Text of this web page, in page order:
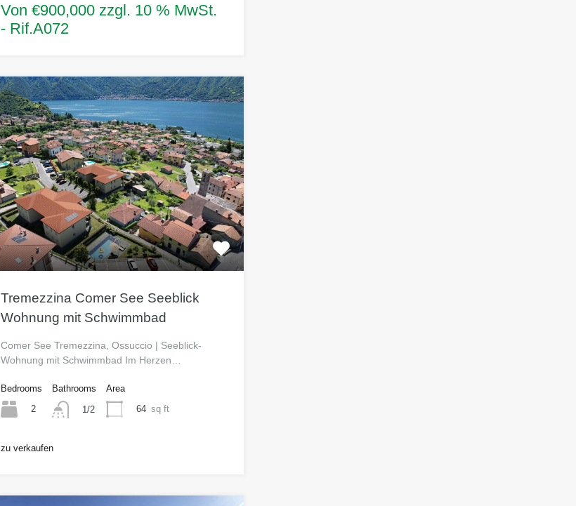
Von €900,000 zzgl. 10 % MwSt.
- Rif.A072
Tremezzina Comer See Seeblick
Wohnung mit Schwimmbad
Comer See Tremezzina, Ossuccio | Seeblick-
Wohnung mit Schwimmbad Im Herzen…
Bedrooms
2
Bathrooms
1/2
Area
64 sq ft
zu verkaufen